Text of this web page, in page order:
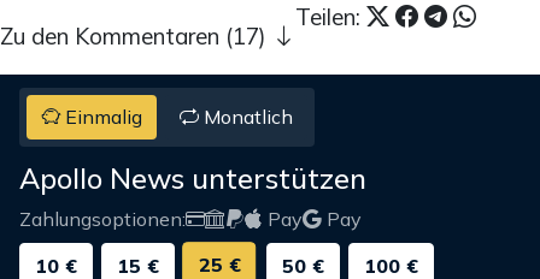
Teilen:
Zu den Kommentaren (17)
Einmalig Monatlich
Apollo News unterstützen
Zahlungsoptionen: Pay
Pay
10 €
15 € 25 € 50 € 100 €